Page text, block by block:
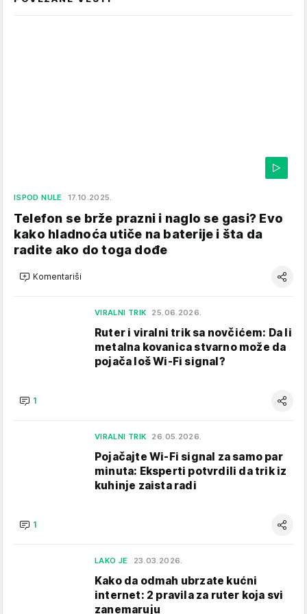
ISPOD NULE 17.10.2025.
Telefon se brže prazni i naglo se gasi? Evo
kako hladnoća utiče na baterije i šta da
radite ako do toga dođe
Komentariši
VIRALNI TRIK 25.06.2026.
Ruter i viralni trik sa novčićem: Da li
metalna kovanica stvarno može da
pojača loš Wi-Fi signal?
1
VIRALNI TRIK 26.05.2026.
Pojačajte Wi-Fi signal za samo par
minuta: Eksperti potvrdili da trik iz
kuhinje zaista radi
1
LAKO JE 23.03.2026.
Kako da odmah ubrzate kućni
internet: 2 pravila za ruter koja svi
zanemaruju